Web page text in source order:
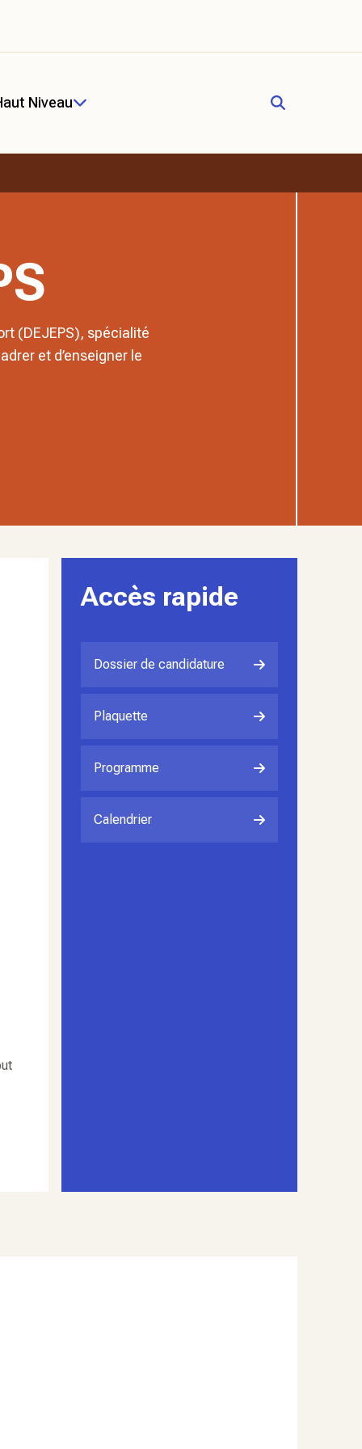
Niveau
(DEJEPS), spécialité
et d’enseigner le
Accès rapide
Dossier de candidature
Plaquette
Programme
Calendrier